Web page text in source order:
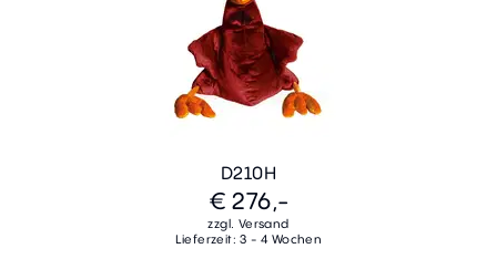
D210H
€ 276,-
zzgl. Versand
Lieferzeit: 3 - 4 Wochen